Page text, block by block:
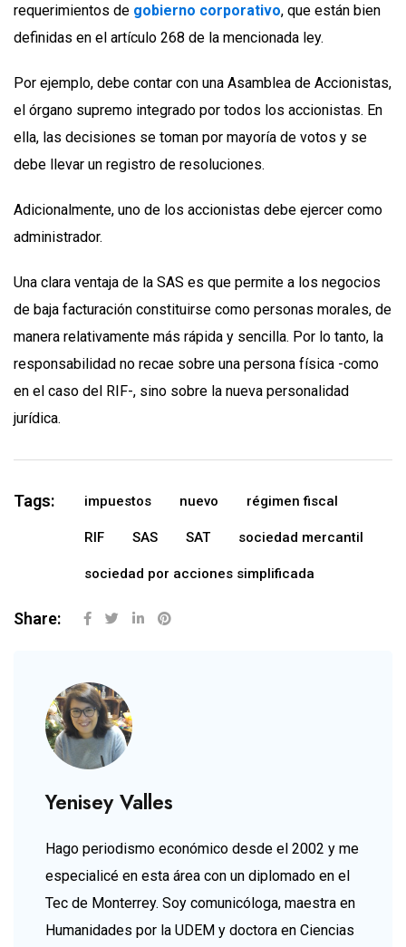
requerimientos de gobierno corporativo, que están bien
definidas en el artículo 268 de la mencionada ley.
Por ejemplo, debe contar con una Asamblea de Accionistas,
el órgano supremo integrado por todos los accionistas. En
ella, las decisiones se toman por mayoría de votos y se
debe llevar un registro de resoluciones.
Adicionalmente, uno de los accionistas debe ejercer como
administrador.
Una clara ventaja de la SAS es que permite a los negocios
de baja facturación constituirse como personas morales, de
manera relativamente más rápida y sencilla. Por lo tanto, la
responsabilidad no recae sobre una persona física -como
en el caso del RIF-, sino sobre la nueva personalidad
jurídica.
Tags: impuestos nuevo régimen fiscal
RIF SAS SAT sociedad mercantil
sociedad por acciones simplificada
Share:
Yenisey Valles
Hago periodismo económico desde el 2002 y me
especialicé en esta área con un diplomado en el
Tec de Monterrey. Soy comunicóloga, maestra en
Humanidades por la UDEM y doctora en Ciencias